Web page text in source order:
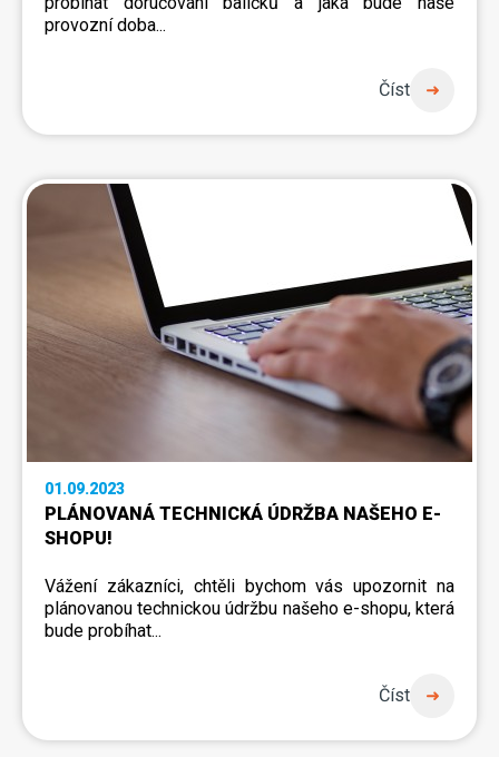
provozní doba...
Číst
01.09.2023
PLÁNOVANÁ TECHNICKÁ ÚDRŽBA NAŠEHO E-
SHOPU!
Vážení zákazníci, chtěli bychom vás upozornit na
plánovanou technickou údržbu našeho e-shopu, která
bude probíhat...
Číst